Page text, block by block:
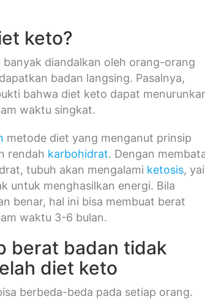
keto?
diandalkan oleh orang-orang
badan langsing. Pasalnya,
bahwa diet keto dapat
waktu singkat.
metode diet yang menganut prinsip
rendah karbohidrat. Dengan
tubuh akan mengalami ketosis,
untuk menghasilkan energi. Bila
benar, hal ini bisa membuat berat
waktu 3-6 bulan.
berat badan tidak
diet keto
berbeda-beda pada setiap orang.